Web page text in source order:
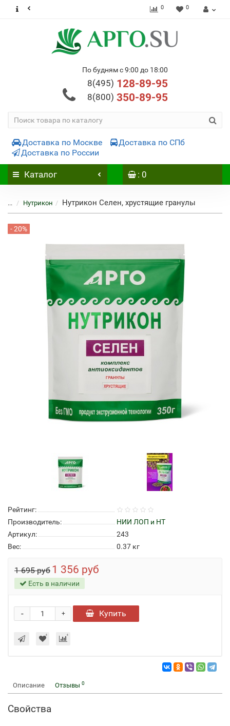
0 0
По будням с 9:00 до 18:00
8(495) 128-89-95
8(800) 350-89-95
Доставка по Москве
Доставка по СПб
Доставка по России
Каталог : 0
... Нутрикон Нутрикон Селен, хрустящие гранулы
- 20%
Рейтинг:
Производитель:
НИИ ЛОП и НТ
Артикул:
243
Вес:
0.37 кг
1 695 руб 1 356 руб
Есть в наличии
+
- Купить
Описание Отзывы 0
Свойства